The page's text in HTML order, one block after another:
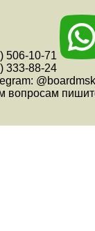
506-10-71
333-88-24
@boardmsk
вопросам